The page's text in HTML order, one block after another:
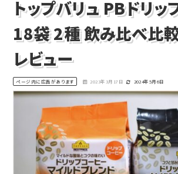
トップバリュ PBドリッ
18袋 2種 飲み比べ比
レビュー
ページ内に広告があります 2023年3月17日 2024年5月6日